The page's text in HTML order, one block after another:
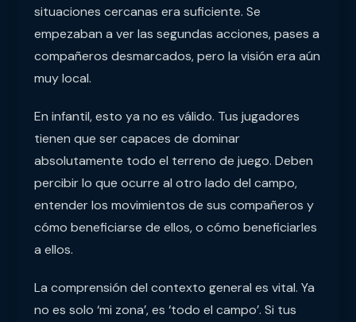
situaciones cercanas era suficiente. Se
empezaban a ver las segundas acciones, pases a
compañeros desmarcados, pero la visión era aún
muy local.
En infantil, esto ya no es válido. Tus jugadores
tienen que ser capaces de dominar
absolutamente todo el terreno de juego. Deben
percibir lo que ocurre al otro lado del campo,
entender los movimientos de sus compañeros y
cómo beneficiarse de ellos, o cómo beneficiarles
a ellos.
La comprensión del contexto general es vital. Ya
no es solo ‘mi zona’, es ‘todo el campo’. Si tus